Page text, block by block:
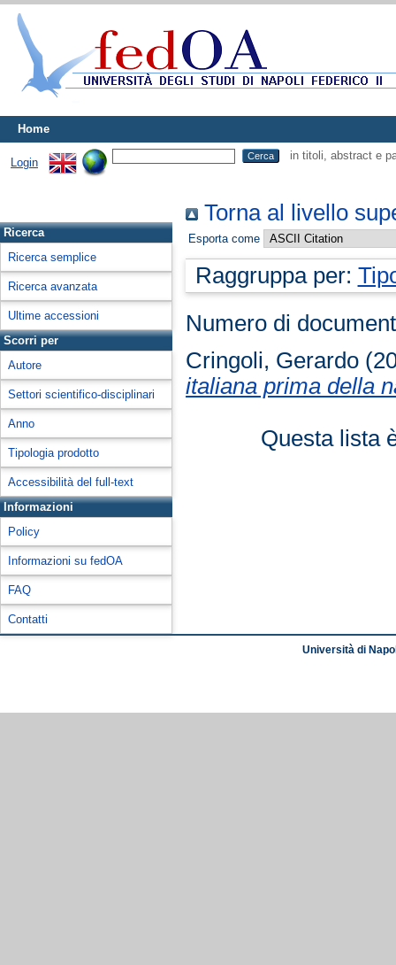
Home
Login
in titoli, abstract e
Ricerca
Ricerca semplice
Ricerca avanzata
Ultime accessioni
Scorri per
Autore
Settori scientifico-disciplinari
Anno
Tipologia prodotto
Accessibilità del full-text
Informazioni
Policy
Informazioni su fedOA
FAQ
Contatti
Torna al livello
Esporta come
Raggruppa per:
Numero di
Cringoli, Gerardo
italiana prima della
Questa lista
Università di